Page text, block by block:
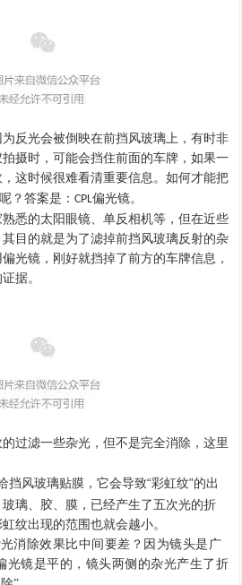
反光会被倒映在前挡风玻璃上，有时非
拍摄时 ，可能会挡住前面的车牌，如果一
，这时候很难看清重要信息。如何才能把
？答案是 ：CPL偏光镜。
悉的太阳眼镜、单反相机等 ，但在近些
其目的就是为了滤掉前挡风玻璃反射的杂
光镜，刚好就挡掉了前方的车牌信息，
据。
过滤一些杂光 ，但不是完全消除 ，这里
挡风玻璃贴膜 ，它会导致“彩虹纹”的出
玻璃、 胶、 膜 ， 已经产生了五次光的折
虹纹出现的范围也就会越小。
消除效果比中间要差 ？ 因为镜头是广
光镜是平的，镜头两侧的杂光产生了折